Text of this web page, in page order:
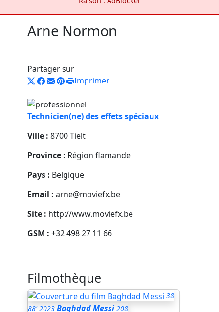
Arne Normon
Partager sur
Imprimer
Technicien(ne) des effets spéciaux
Ville : 8700 Tielt
Province : Région flamande
Pays : Belgique
Email : arne@moviefx.be
Site : http://www.moviefx.be
GSM : +32 498 27 11 66
Filmothèque
38
88' 2023 Baghdad Messi 208